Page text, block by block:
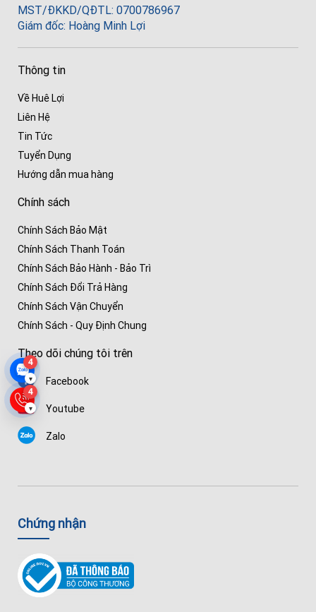
4
▾
4
▾
MST/ĐKKD/QĐTL: 0700786967
Giám đốc: Hoàng Minh Lợi
Thông tin
Về Huê Lợi
Liên Hệ
Tin Tức
Tuyển Dụng
Hướng dẫn mua hàng
Chính sách
Chính Sách Bảo Mật
Chính Sách Thanh Toán
Chính Sách Bảo Hành - Bảo Trì
Chính Sách Đổi Trả Hàng
Chính Sách Vận Chuyển
Chính Sách - Quy Định Chung
Theo dõi chúng tôi trên
Facebook
Youtube
Zalo
Chứng nhận